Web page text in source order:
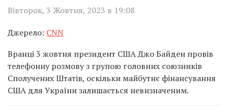
Вівторок, 3 Жовтня, 2023 в 19:08
Джерело: CNN
Вранці 3 жовтня президент США Джо Байден провів
телефонну розмову з групою головних союзників
Сполучених Штатів, оскільки майбутнє фінансування
США для України залишається невизначеним.